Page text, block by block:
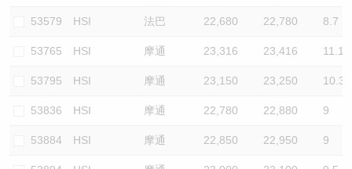
53579 HSI 法巴 22,680 22,780 8.7
53765 HSI 摩通 23,316 23,416 11.1
53795 HSI 摩通 23,150 23,250 10.3
53836 HSI 摩通 22,780 22,880 9
53884 HSI 摩通 22,850 22,950 9